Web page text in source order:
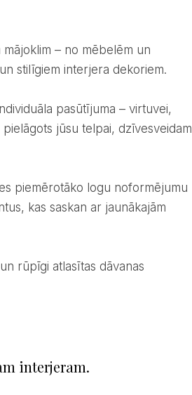
stilīgiem interjera dekoriem.
jūsu telpai, dzīvesveidam
kas saskan ar jaunākajām
interjeram.